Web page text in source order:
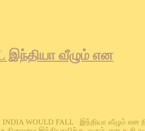
இந்தியா வீழும் என
INDIA WOULD FALL இந்தியா வீழும் என